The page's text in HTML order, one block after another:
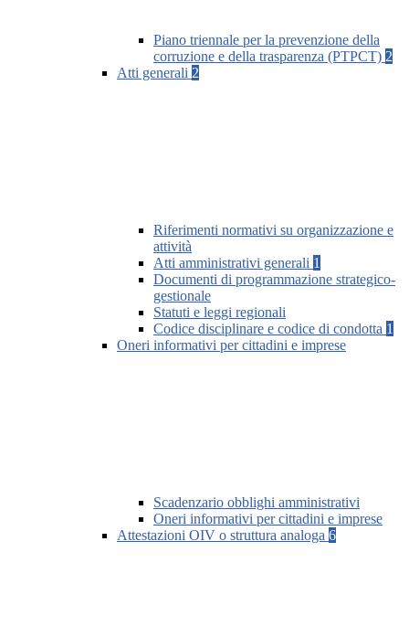
Piano triennale per la prevenzione della
corruzione e della trasparenza (PTPCT) 2
Atti generali 2
Riferimenti normativi su organizzazione e
attività
Atti amministrativi generali 1
Documenti di programmazione strategico-
gestionale
Statuti e leggi regionali
Codice disciplinare e codice di condotta 1
Oneri informativi per cittadini e imprese
Scadenzario obblighi amministrativi
Oneri informativi per cittadini e imprese
Attestazioni OIV o struttura analoga 6